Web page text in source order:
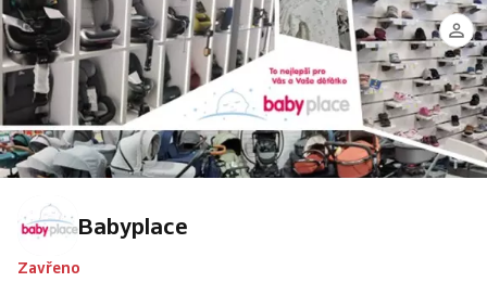
Babyplace
Zavřeno